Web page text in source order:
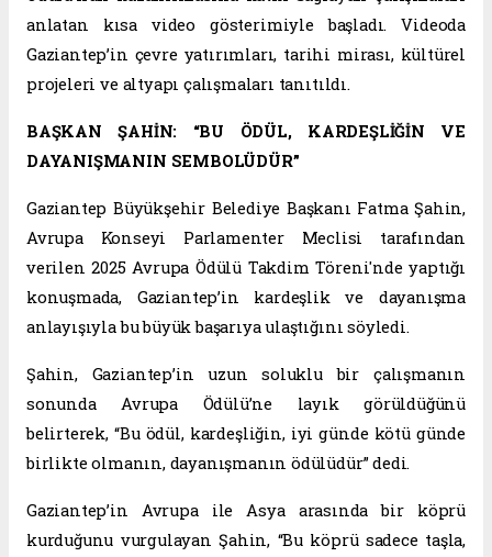
anlatan kısa video gösterimiyle başladı. Videoda
Gaziantep’in çevre yatırımları, tarihi mirası, kültürel
projeleri ve altyapı çalışmaları tanıtıldı.
BAŞKAN ŞAHİN: “BU ÖDÜL, KARDEŞLİĞİN VE
DAYANIŞMANIN SEMBOLÜDÜR”
Gaziantep Büyükşehir Belediye Başkanı Fatma Şahin,
Avrupa Konseyi Parlamenter Meclisi tarafından
verilen 2025 Avrupa Ödülü Takdim Töreni'nde yaptığı
konuşmada, Gaziantep’in kardeşlik ve dayanışma
anlayışıyla bu büyük başarıya ulaştığını söyledi.
Şahin, Gaziantep’in uzun soluklu bir çalışmanın
sonunda Avrupa Ödülü’ne layık görüldüğünü
belirterek, “Bu ödül, kardeşliğin, iyi günde kötü günde
birlikte olmanın, dayanışmanın ödülüdür” dedi.
Gaziantep’in Avrupa ile Asya arasında bir köprü
kurduğunu vurgulayan Şahin, “Bu köprü sadece taşla,